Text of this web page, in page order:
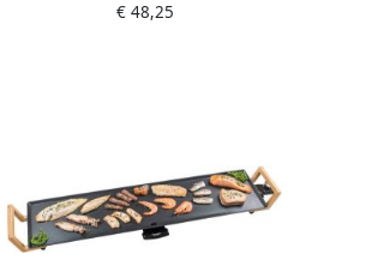
Regelbare thermostaat Anti-
€ 48,25